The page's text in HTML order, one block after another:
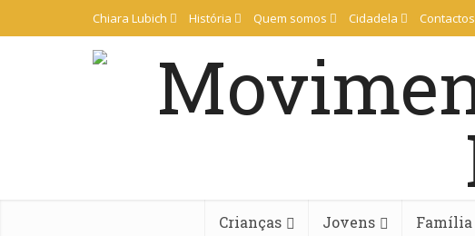
Chiara Lubich História Quem somos Cidadela Contactos
Crianças Jovens Família